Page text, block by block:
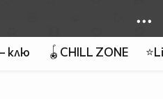
клю 🪀CHILL ZONE